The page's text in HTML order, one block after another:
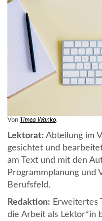
Von Timea Wanko.
Lektorat: Abteilung im
gesichtet und
am Text und mit den
Programmplanung und
Berufsfeld.
Redaktion: Erweitertes
die Arbeit als Lektor*in